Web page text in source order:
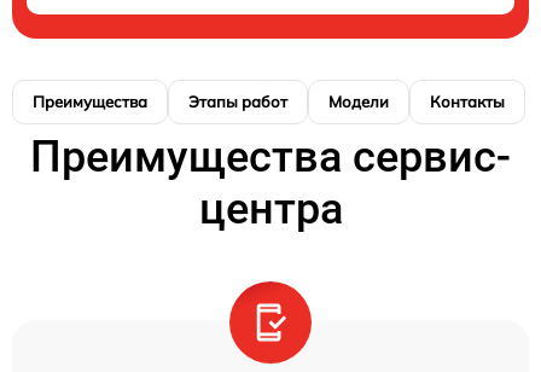
Преимущества Этапы работ Модели Контакты
Преимущества сервис-
центра